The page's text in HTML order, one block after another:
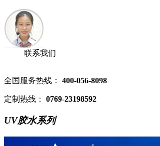
联系我们
全国服务热线： 400-056-8098
定制热线： 0769-23198592
UV胶水系列